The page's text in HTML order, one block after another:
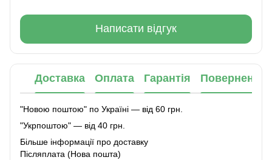
Написати відгук
Доставка Оплата Гарантія Повернення
"Новою поштою" по Україні — від 60 грн.
"Укрпоштою" — від 40 грн.
Більше інформації про доставку
Післяплата (Нова пошта)